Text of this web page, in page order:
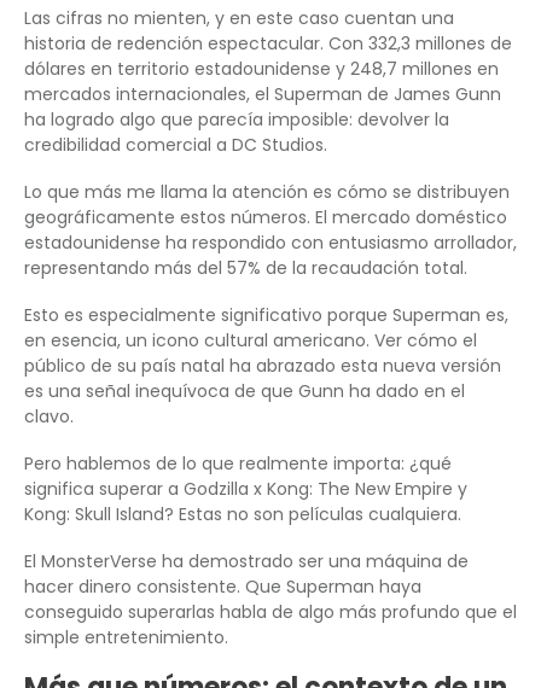
Las cifras no mienten, y en este caso cuentan una
historia de redención espectacular. Con 332,3 millones de
dólares en territorio estadounidense y 248,7 millones en
mercados internacionales, el Superman de James Gunn
ha logrado algo que parecía imposible: devolver la
credibilidad comercial a DC Studios.
Lo que más me llama la atención es cómo se distribuyen
geográficamente estos números. El mercado doméstico
estadounidense ha respondido con entusiasmo arrollador,
representando más del 57% de la recaudación total.
Esto es especialmente significativo porque Superman es,
en esencia, un icono cultural americano. Ver cómo el
público de su país natal ha abrazado esta nueva versión
es una señal inequívoca de que Gunn ha dado en el
clavo.
Pero hablemos de lo que realmente importa: ¿qué
significa superar a Godzilla x Kong: The New Empire y
Kong: Skull Island? Estas no son películas cualquiera.
El MonsterVerse ha demostrado ser una máquina de
hacer dinero consistente. Que Superman haya
conseguido superarlas habla de algo más profundo que el
simple entretenimiento.